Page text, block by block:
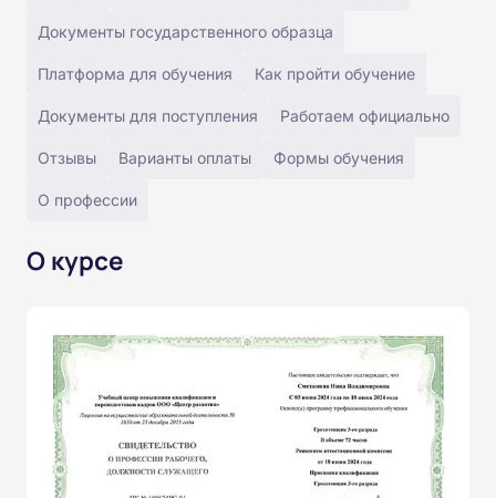
Документы государственного образца
Платформа для обучения Как пройти обучение
Документы для поступления Работаем официально
Отзывы Варианты оплаты Формы обучения
О профессии
О курсе